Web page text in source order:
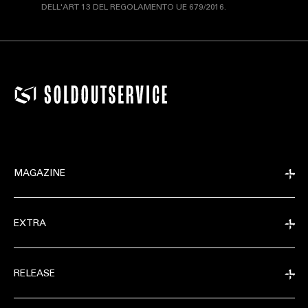
DELL'ART 13 DEL REGOLAMENTO UE 679/2016.
MAGAZINE
EXTRA
RELEASE